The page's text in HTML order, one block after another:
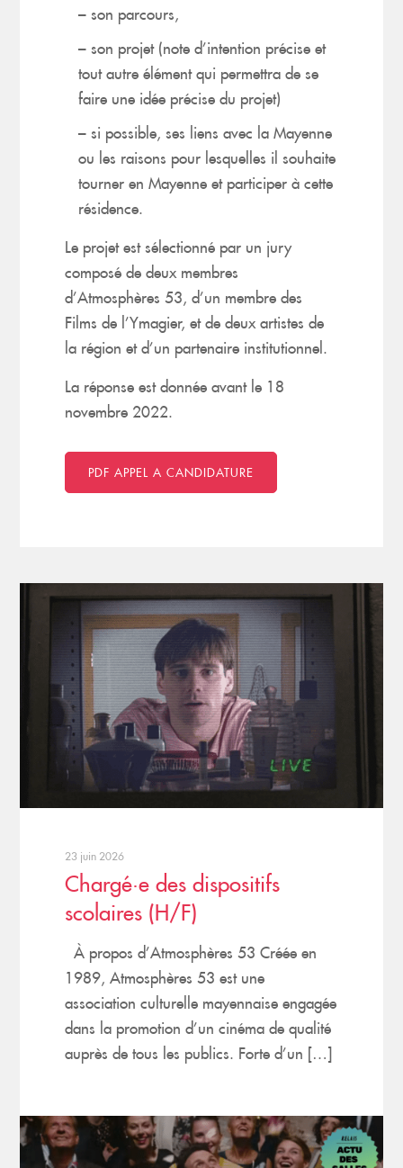
– son parcours,
– son projet (note d’intention précise et
tout autre élément qui permettra de se
faire une idée précise du projet)
– si possible, ses liens avec la Mayenne
ou les raisons pour lesquelles il souhaite
tourner en Mayenne et participer à cette
résidence.
Le projet est sélectionné par un jury
composé de deux membres
d’Atmosphères 53, d’un membre des
Films de l’Ymagier, et de deux artistes de
la région et d’un partenaire institutionnel.
La réponse est donnée avant le 18
novembre 2022.
PDF APPEL A CANDIDATURE
23 juin 2026
Chargé·e des dispositifs
scolaires (H/F)
À propos d’Atmosphères 53 Créée en
1989, Atmosphères 53 est une
association culturelle mayennaise engagée
dans la promotion d’un cinéma de qualité
auprès de tous les publics. Forte d’un […]